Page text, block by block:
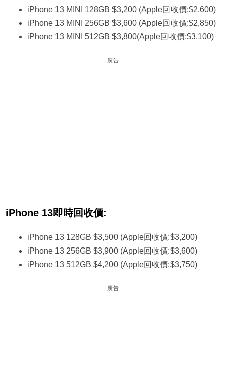
iPhone 13 MINI 128GB $3,200 (Apple回收價:$2,600)
iPhone 13 MINI 256GB $3,600 (Apple回收價:$2,850)
iPhone 13 MINI 512GB $3,800(Apple回收價:$3,100)
廣告
iPhone 13即時回收價:
iPhone 13 128GB $3,500 (Apple回收價:$3,200)
iPhone 13 256GB $3,900 (Apple回收價:$3,600)
iPhone 13 512GB $4,200 (Apple回收價:$3,750)
廣告